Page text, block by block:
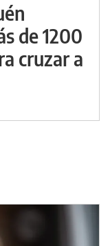
de 1200
cruzar a